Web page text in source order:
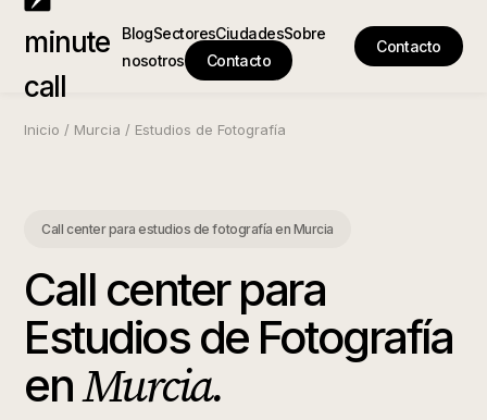
minute
call
BlogSectoresCiudadesSobre
nosotros
Contacto
Contacto
Inicio / Murcia / Estudios de Fotografía
Call center para estudios de fotografía en Murcia
Call center para
Estudios de Fotografía
enMurcia.